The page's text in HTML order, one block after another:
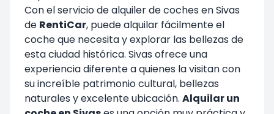
Con el servicio de alquiler de coches en Sivas
de RentiCar, puede alquilar fácilmente el
coche que necesita y explorar las bellezas de
esta ciudad histórica. Sivas ofrece una
experiencia diferente a quienes la visitan con
su increíble patrimonio cultural, bellezas
naturales y excelente ubicación. Alquilar un